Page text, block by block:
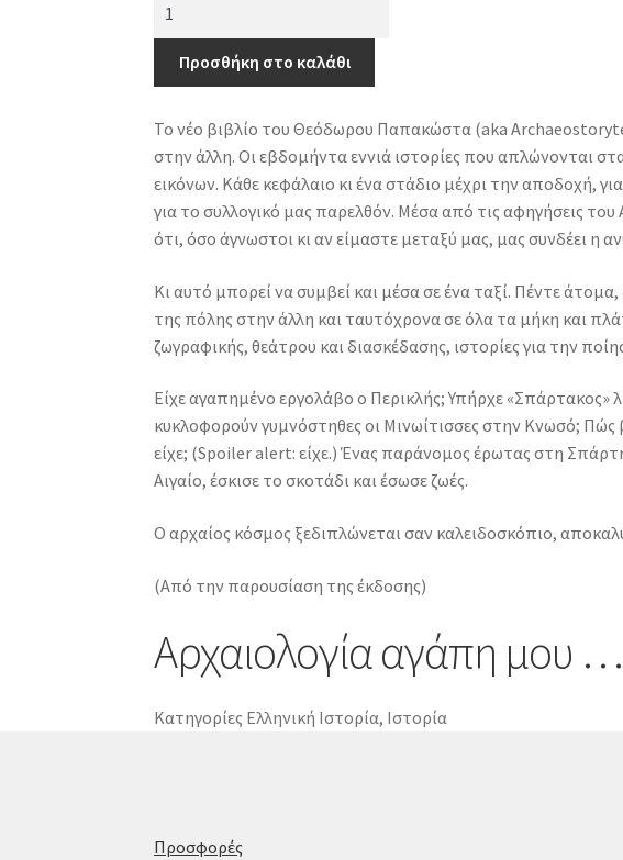
μου
...έλα
με
από
δω
ποσότητα
Προσθήκη στο καλάθι
Το νέο βιβλίο του Θεόδωρου Παπακώστα (aka
στην άλλη. Οι εβδομήντα εννιά ιστορίες που απλώνονται
εικόνων. Κάθε κεφάλαιο κι ένα στάδιο μέχρι την αποδοχή,
για το συλλογικό μας παρελθόν. Μέσα από τις αφηγήσεις
ότι, όσο άγνωστοι κι αν είμαστε μεταξύ μας, μας συνδέει η
Κι αυτό μπορεί να συμβεί και μέσα σε ένα ταξί. Πέντε
της πόλης στην άλλη και ταυτόχρονα σε όλα τα μήκη και
ζωγραφικής, θεάτρου και διασκέδασης, ιστορίες για την
Είχε αγαπημένο εργολάβο ο Περικλής; Υπήρχε
κυκλοφορούν γυμνόστηθες οι Μινωίτισσες στην Κνωσό;
είχε; (Spoiler alert: είχε.) Ένας παράνομος έρωτας στη
Αιγαίο, έσκισε το σκοτάδι και έσωσε ζωές.
Ο αρχαίος κόσμος ξεδιπλώνεται σαν καλειδοσκόπιο,
(Από την παρουσίαση της έκδοσης)
Αρχαιολογία αγάπη μου
Κατηγορίες Ελληνική Ιστορία, Ιστορία
Προσφορές